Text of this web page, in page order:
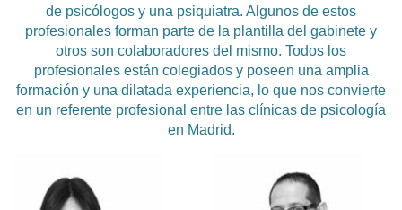
de psicólogos y una psiquiatra. Algunos de estos
profesionales forman parte de la plantilla del gabinete y
otros son colaboradores del mismo. Todos los
profesionales están colegiados y poseen una amplia
formación y una dilatada experiencia, lo que nos convierte
en un referente profesional entre las clínicas de psicología
en Madrid.